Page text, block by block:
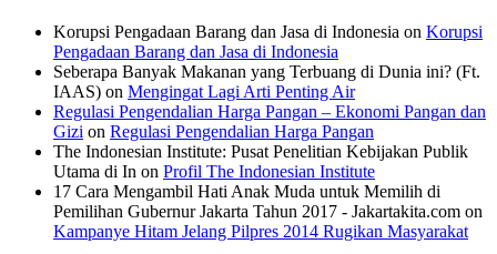
Korupsi Pengadaan Barang dan Jasa di Indonesia on Korupsi
Pengadaan Barang dan Jasa di Indonesia
Seberapa Banyak Makanan yang Terbuang di Dunia ini? (Ft.
IAAS) on Mengingat Lagi Arti Penting Air
Regulasi Pengendalian Harga Pangan – Ekonomi Pangan dan
Gizi on Regulasi Pengendalian Harga Pangan
The Indonesian Institute: Pusat Penelitian Kebijakan Publik
Utama di In on Profil The Indonesian Institute
17 Cara Mengambil Hati Anak Muda untuk Memilih di
Pemilihan Gubernur Jakarta Tahun 2017 - Jakartakita.com on
Kampanye Hitam Jelang Pilpres 2014 Rugikan Masyarakat